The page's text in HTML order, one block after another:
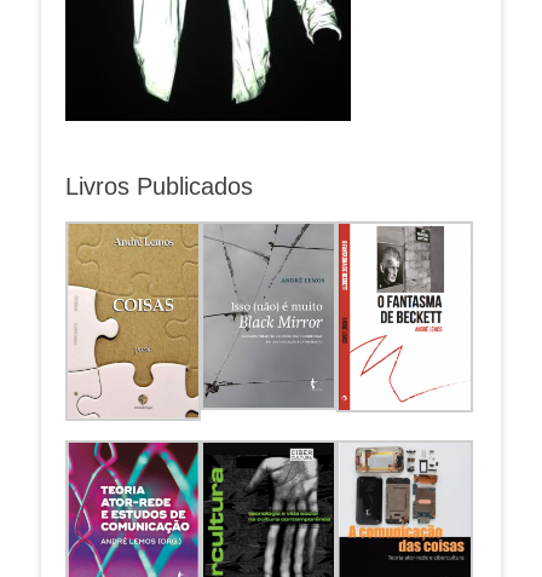
Livros Publicados